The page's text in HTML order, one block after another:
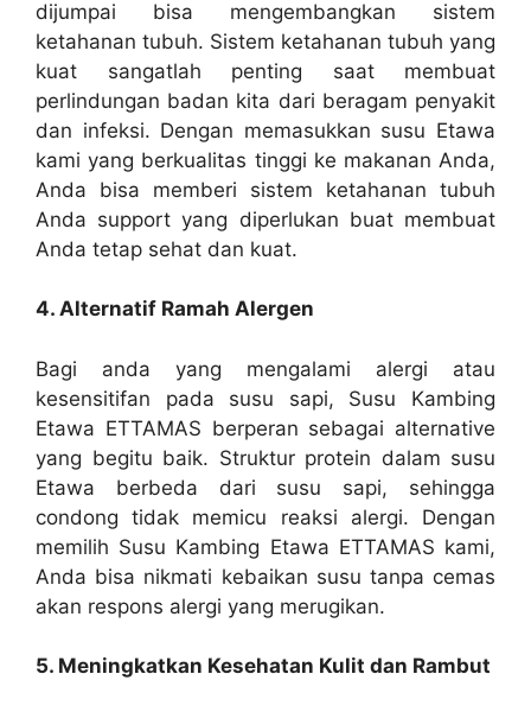
dijumpai bisa mengembangkan sistem
ketahanan tubuh. Sistem ketahanan tubuh yang
kuat sangatlah penting saat membuat
perlindungan badan kita dari beragam penyakit
dan infeksi. Dengan memasukkan susu Etawa
kami yang berkualitas tinggi ke makanan Anda,
Anda bisa memberi sistem ketahanan tubuh
Anda support yang diperlukan buat membuat
Anda tetap sehat dan kuat.
4. Alternatif Ramah Alergen
Bagi anda yang mengalami alergi atau
kesensitifan pada susu sapi, Susu Kambing
Etawa ETTAMAS berperan sebagai alternative
yang begitu baik. Struktur protein dalam susu
Etawa berbeda dari susu sapi, sehingga
condong tidak memicu reaksi alergi. Dengan
memilih Susu Kambing Etawa ETTAMAS kami,
Anda bisa nikmati kebaikan susu tanpa cemas
akan respons alergi yang merugikan.
5. Meningkatkan Kesehatan Kulit dan Rambut